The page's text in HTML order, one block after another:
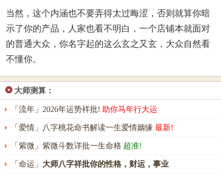
当然，这个内涵也不要弄得太过晦涩，否则就算你暗
示了你的产品，人家也看不明白，一个店铺本就面对
的普通大众，你名字起的这么玄之又玄，大众自然看
不懂你。
❂ 大师测算：
「流年」2026年运势祥批! 助你马年行大运
「爱情」八字桃花命书解读一生爱情姻缘 最新!
「紫微」紫微斗数详批一生命格 超准!
「命运」 大师八字祥批你的性格，财运，事业